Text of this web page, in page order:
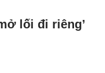
lối đi riêng’